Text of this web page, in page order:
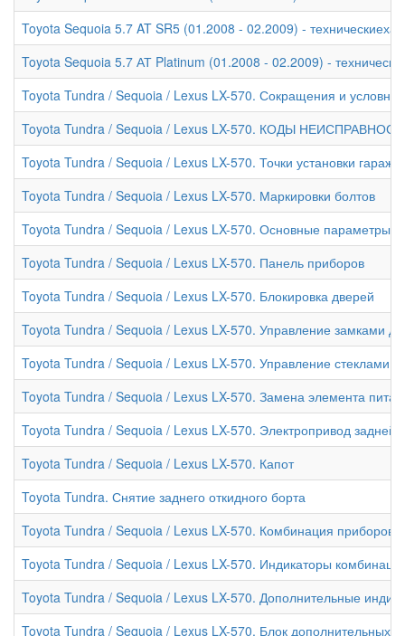
Toyota Sequoia 5.7 AT SR5 (01.2008 - 02.2009) -
Toyota Sequoia 5.7 АТ Platinum (01.2008 - 02.2009) -
Toyota Tundra / Sequoia / Lexus LX-570. Сокращения и
Toyota Tundra / Sequoia / Lexus LX-570. КОДЫ
Toyota Tundra / Sequoia / Lexus LX-570. Точки установки
Toyota Tundra / Sequoia / Lexus LX-570. Маркировки болтов
Toyota Tundra / Sequoia / Lexus LX-570. Основные параметры
Toyota Tundra / Sequoia / Lexus LX-570. Панель приборов
Toyota Tundra / Sequoia / Lexus LX-570. Блокировка дверей
Toyota Tundra / Sequoia / Lexus LX-570. Управление замками
Toyota Tundra / Sequoia / Lexus LX-570. Управление стеклами
Toyota Tundra / Sequoia / Lexus LX-570. Замена элемента
Toyota Tundra / Sequoia / Lexus LX-570. Электропривод
Toyota Tundra / Sequoia / Lexus LX-570. Капот
Toyota Tundra. Снятие заднего откидного борта
Toyota Tundra / Sequoia / Lexus LX-570. Комбинация приборов
Toyota Tundra / Sequoia / Lexus LX-570. Индикаторы
Toyota Tundra / Sequoia / Lexus LX-570. Дополнительные
Toyota Tundra / Sequoia / Lexus LX-570. Блок дополнительных